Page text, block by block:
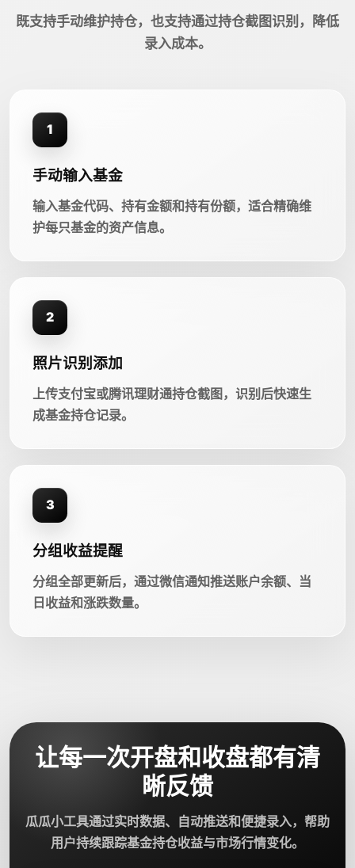
既支持手动维护持仓，也支持通过持仓截图识别，降低
录入成本。
1
手动输入基金
输入基金代码、持有金额和持有份额，适合精确维
护每只基金的资产信息。
2
照片识别添加
上传支付宝或腾讯理财通持仓截图，识别后快速生
成基金持仓记录。
3
分组收益提醒
分组全部更新后，通过微信通知推送账户余额、当
日收益和涨跌数量。
让每一次开盘和收盘都有清
晰反馈
瓜瓜小工具通过实时数据、自动推送和便捷录入，帮助
用户持续跟踪基金持仓收益与市场行情变化。